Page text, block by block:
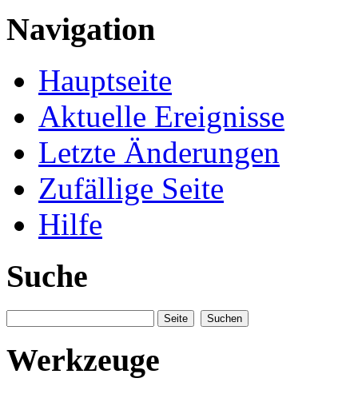
Navigation
Hauptseite
Aktuelle Ereignisse
Letzte Änderungen
Zufällige Seite
Hilfe
Suche
Werkzeuge